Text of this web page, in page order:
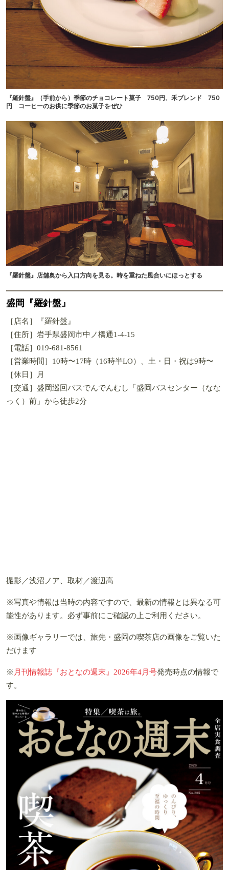
『羅針盤』（手前から）季節のチョコレート菓子 750円、禾ブレンド 750
円 コーヒーのお供に季節のお菓子をぜひ
『羅針盤』店舗奥から入口方向を見る。時を重ねた風合いにほっとする
盛岡『羅針盤』
［店名］『羅針盤』
［住所］岩手県盛岡市中ノ橋通1-4-15
［電話］019-681-8561
［営業時間］10時〜17時（16時半LO）、土・日・祝は9時〜
［休日］月
［交通］盛岡巡回バスでんでんむし「盛岡バスセンター（なな
っく）前」から徒歩2分
撮影／浅沼ノア、取材／渡辺高
※写真や情報は当時の内容ですので、最新の情報とは異なる可
能性があります。必ず事前にご確認の上ご利用ください。
※画像ギャラリーでは、旅先・盛岡の喫茶店の画像をご覧いた
だけます
※ 月刊情報誌『おとなの週末』2026年4月号発売時点の情報で
す。